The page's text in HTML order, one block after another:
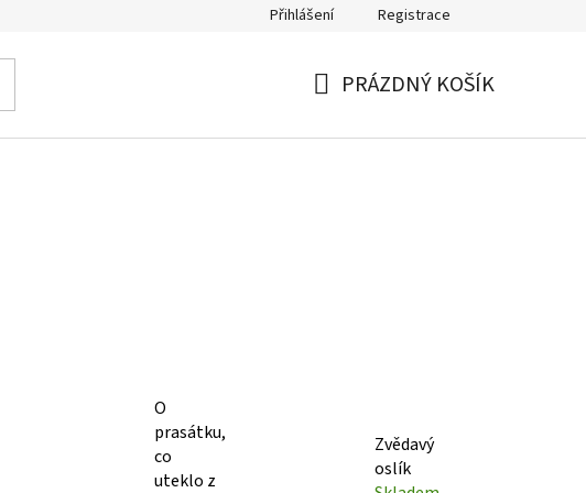
Přihlášení Registrace
PRÁZDNÝ KOŠÍK
O
prasátku,
co
uteklo z
Zvědavý
oslík